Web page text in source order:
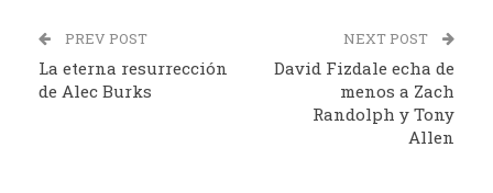
PREV POST
La eterna resurrección
de Alec Burks
NEXT POST
David Fizdale echa de
menos a Zach
Randolph y Tony
Allen